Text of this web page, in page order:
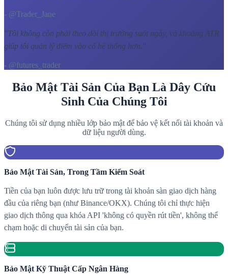
- @Trader_Jane
"Tôi không còn phải theo dõi thị trường suốt ngày, và khoảng ATR
giúp tôi quản lý điểm vào có hệ thống hơn. "
- @futures_trader
Bảo Mật Tài Sản Của Bạn Là Dây Cứu
Sinh Của Chúng Tôi
Chúng tôi sử dụng nhiều lớp bảo mật để bảo vệ kết nối tài khoản và
dữ liệu người dùng.
Bảo Mật Tài Sản, Trong Tầm Kiểm Soát
Tiền của bạn luôn được lưu trữ trong tài khoản sàn giao dịch hàng
đầu của riêng bạn (như Binance/OKX). Chúng tôi chỉ thực hiện
giao dịch thông qua khóa API 'không có quyền rút tiền', không thể
chạm hoặc di chuyển tài sản của bạn.
Bảo Mật Kỹ Thuật Cấp Ngân Hàng